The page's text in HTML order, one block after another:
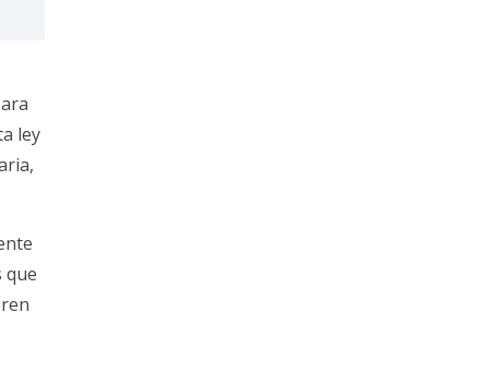
ley
que